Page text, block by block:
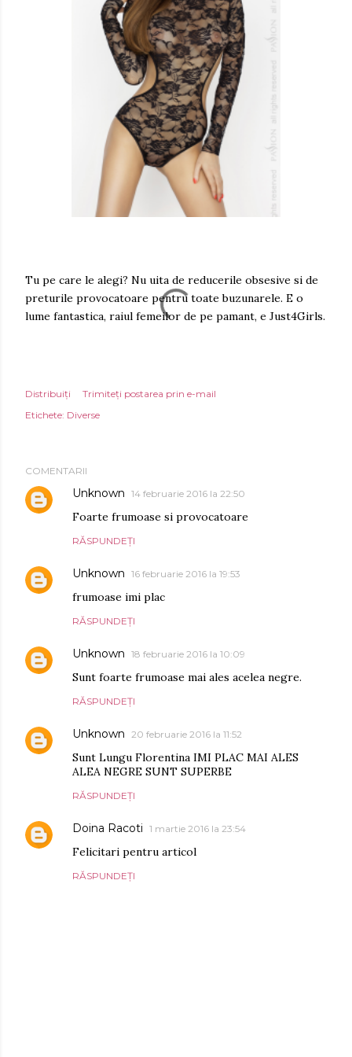
Tu pe care le alegi? Nu uita de reducerile obsesive si de
preturile provocatoare pentru toate buzunarele. E o
lume fantastica, raiul femeilor de pe pamant, e Just4Girls.
Distribuiți
Trimiteți postarea prin e-mail
Etichete: Diverse
COMENTARII
Unknown 14 februarie 2016 la 22:50
Foarte frumoase si provocatoare
RĂSPUNDEȚI
Unknown 16 februarie 2016 la 19:53
frumoase imi plac
RĂSPUNDEȚI
Unknown 18 februarie 2016 la 10:09
Sunt foarte frumoase mai ales acelea negre.
RĂSPUNDEȚI
Unknown 20 februarie 2016 la 11:52
Sunt Lungu Florentina IMI PLAC MAI ALES
ALEA NEGRE SUNT SUPERBE
RĂSPUNDEȚI
Doina Racoti 1 martie 2016 la 23:54
Felicitari pentru articol
RĂSPUNDEȚI